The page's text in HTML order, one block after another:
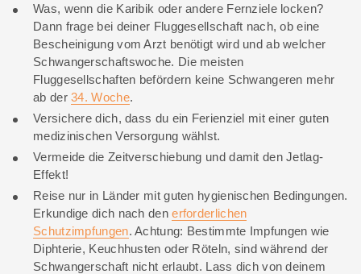
Was, wenn die Karibik oder andere Fernziele locken?
Dann frage bei deiner Fluggesellschaft nach, ob eine
Bescheinigung vom Arzt benötigt wird und ab welcher
Schwangerschaftswoche. Die meisten
Fluggesellschaften befördern keine Schwangeren mehr
ab der34. Woche.
Versichere dich, dass du ein Ferienziel mit einer guten
medizinischen Versorgung wählst.
Vermeide die Zeitverschiebung und damit den Jetlag-
Effekt!
Reise nur in Länder mit guten hygienischen Bedingungen.
Erkundige dich nach denerforderlichen
Schutzimpfungen. Achtung: Bestimmte Impfungen wie
Diphterie, Keuchhusten oder Röteln, sind während der
Schwangerschaft nicht erlaubt. Lass dich von deinem